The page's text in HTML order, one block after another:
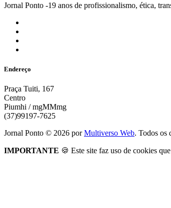
Jornal Ponto -19 anos de profissionalismo, ética,
Endereço
Praça Tuiti, 167
Centro
Piumhi / mgMMmg
(37)99197-7625
Jornal Ponto © 2026 porMultiverso Web. Todos os
IMPORTANTE 🍪 Este site faz uso de cookies